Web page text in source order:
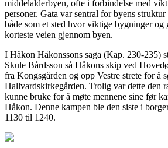
middelalderbyen, ofte i forbindelse med
personer. Gata var sentral for byens
både som et sted hvor viktige bygninger og
korteste veien gjennom byen.
I Håkon Håkonssons saga (Kap. 230-235)
Skule Bårdsson så Håkons skip ved
fra Kongsgården og opp Vestre strete for å
Hallvardskirkegården. Trolig var dette den
kunne bruke for å møte mennene sine før
Håkon. Denne kampen ble den siste i
1130 til 1240.